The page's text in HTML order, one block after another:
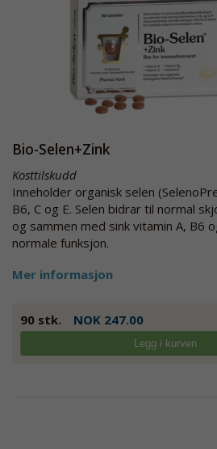
Bio-Selen+Zink
Kosttilskudd
Inneholder organisk selen
B6, C og E. Selen bidrar til normal
og sammen med sink vitamin A, B6
normale funksjon.
Mer informasjon
90 stk. NOK 247.00
Legg i kurven